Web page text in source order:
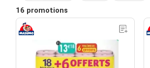
16 promotions